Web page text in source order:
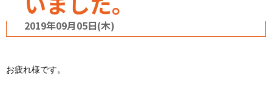
2019年09月05日(木)
お疲れ様です。